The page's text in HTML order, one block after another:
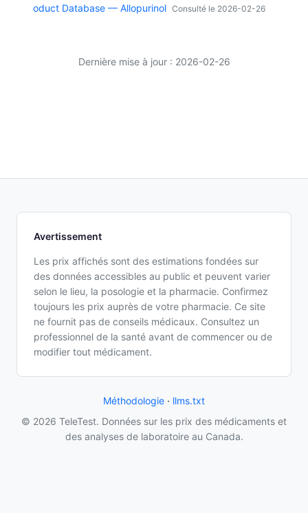
oduct Database — Allopurinol Consulté le 2026-02-26
Dernière mise à jour : 2026-02-26
Avertissement
Les prix affichés sont des estimations fondées sur
des données accessibles au public et peuvent varier
selon le lieu, la posologie et la pharmacie. Confirmez
toujours les prix auprès de votre pharmacie. Ce site
ne fournit pas de conseils médicaux. Consultez un
professionnel de la santé avant de commencer ou de
modifier tout médicament.
Méthodologie · llms.txt
© 2026 TeleTest. Données sur les prix des médicaments et
des analyses de laboratoire au Canada.